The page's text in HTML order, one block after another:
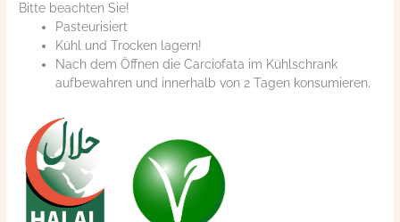
Bitte beachten Sie!
Pasteurisiert
Kühl und Trocken lagern!
Nach dem Öffnen die Carciofata im Kühlschrank
aufbewahren und innerhalb von 2 Tagen konsumieren.